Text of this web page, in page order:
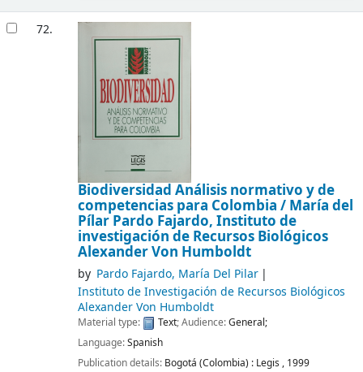
72.
Biodiversidad Análisis normativo y de
competencias para Colombia / María del
Pílar Pardo Fajardo, Instituto de
investigación de Recursos Biológicos
Alexander Von Humboldt
by Pardo Fajardo, María Del Pilar
Instituto de Investigación de Recursos Biológicos
Alexander Von Humboldt
Material type: Text; Audience:General;
Language:Spanish
Publication details: Bogotá (Colombia) : Legis , 1999